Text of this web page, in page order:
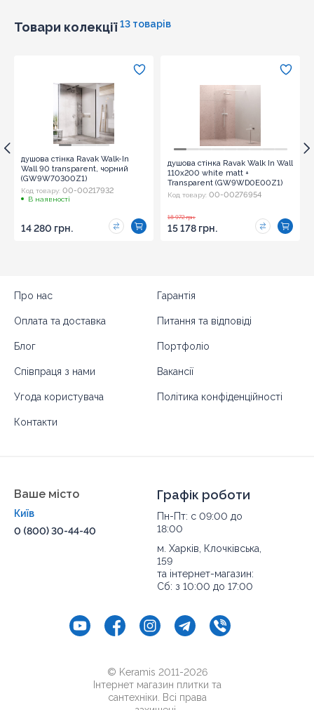
Товари колекції 13 товарів
душова стінка Ravak Walk-In
Wall 90 transparent, чорний
(GW9W70300Z1)
Код товару: 00-00217932
В наявності
14 280 грн.
душова стінка Ravak Walk In Wall
110x200 white matt +
Transparent (GW9WD0E00Z1)
Код товару: 00-00276954
18 972 грн.
15 178 грн.
Про нас Гарантія
Оплата та доставка Питання та відповіді
Блог Портфоліо
Співпраця з нами Вакансії
Угода користувача Політика конфіденційності
Контакти
Ваше місто
Київ
0 (800) 30-44-40
Графік роботи
Пн-Пт: с 09:00 до
18:00
м. Харків, Клочківська,
159
та інтернет-магазин:
Сб: з 10:00 до 17:00
© Keramis 2011-2026
Інтернет магазин плитки та
сантехніки. Всі права